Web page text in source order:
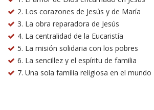
2. Los corazones de Jesús y de María
3. La obra reparadora de Jesús
4. La centralidad de la Eucaristía
5. La misión solidaria con los pobres
6. La sencillez y el espíritu de familia
7. Una sola familia religiosa en el mundo